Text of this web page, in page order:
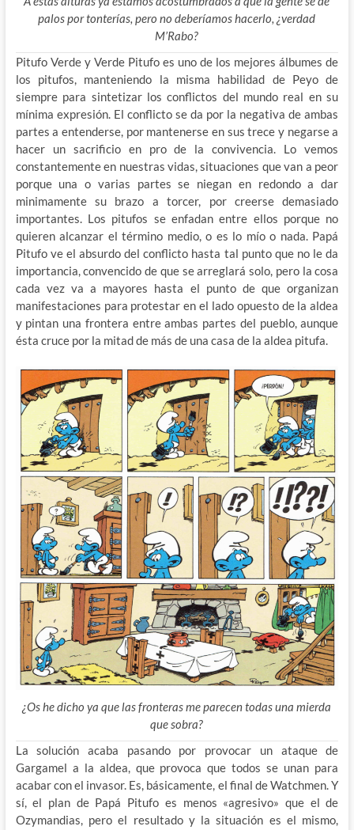
palos por tonterías, pero no deberíamos hacerlo, ¿verdad
M’Rabo?
Pitufo Verde y Verde Pitufo es uno de los mejores álbumes de
los pitufos, manteniendo la misma habilidad de Peyo de
siempre para sintetizar los conflictos del mundo real en su
mínima expresión. El conflicto se da por la negativa de ambas
partes a entenderse, por mantenerse en sus trece y negarse a
hacer un sacrificio en pro de la convivencia. Lo vemos
constantemente en nuestras vidas, situaciones que van a peor
porque una o varias partes se niegan en redondo a dar
minimamente su brazo a torcer, por creerse demasiado
importantes. Los pitufos se enfadan entre ellos porque no
quieren alcanzar el término medio, o es lo mío o nada. Papá
Pitufo ve el absurdo del conflicto hasta tal punto que no le da
importancia, convencido de que se arreglará solo, pero la cosa
cada vez va a mayores hasta el punto de que organizan
manifestaciones para protestar en el lado opuesto de la aldea
y pintan una frontera entre ambas partes del pueblo, aunque
ésta cruce por la mitad de más de una casa de la aldea pitufa.
¿Os he dicho ya que las fronteras me parecen todas una mierda
que sobra?
La solución acaba pasando por provocar un ataque de
Gargamel a la aldea, que provoca que todos se unan para
acabar con el invasor. Es, básicamente, el final de Watchmen. Y
sí, el plan de Papá Pitufo es menos «agresivo» que el de
Ozymandias, pero el resultado y la situación es el mismo,